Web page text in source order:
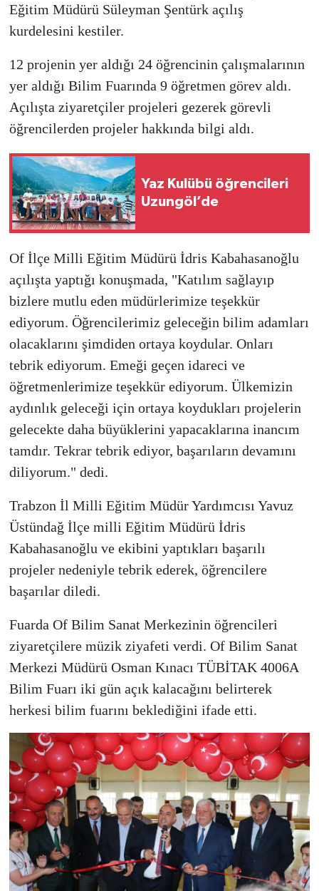
Eğitim Müdürü Süleyman Şentürk açılış
kurdelesini kestiler.
12 projenin yer aldığı 24 öğrencinin çalışmalarının
yer aldığı Bilim Fuarında 9 öğretmen görev aldı.
Açılışta ziyaretçiler projeleri gezerek görevli
öğrencilerden projeler hakkında bilgi aldı.
Yaz Kulübü öğrencileri
Uzungöl’de
Of İlçe Milli Eğitim Müdürü İdris Kabahasanoğlu
açılışta yaptığı konuşmada, "Katılım sağlayıp
bizlere mutlu eden müdürlerimize teşekkür
ediyorum. Öğrencilerimiz geleceğin bilim adamları
olacaklarını şimdiden ortaya koydular. Onları
tebrik ediyorum. Emeği geçen idareci ve
öğretmenlerimize teşekkür ediyorum. Ülkemizin
aydınlık geleceği için ortaya koydukları projelerin
gelecekte daha büyüklerini yapacaklarına inancım
tamdır. Tekrar tebrik ediyor, başarıların devamını
diliyorum." dedi.
Trabzon İl Milli Eğitim Müdür Yardımcısı Yavuz
Üstündağ İlçe milli Eğitim Müdürü İdris
Kabahasanoğlu ve ekibini yaptıkları başarılı
projeler nedeniyle tebrik ederek, öğrencilere
başarılar diledi.
Fuarda Of Bilim Sanat Merkezinin öğrencileri
ziyaretçilere müzik ziyafeti verdi. Of Bilim Sanat
Merkezi Müdürü Osman Kınacı TÜBİTAK 4006A
Bilim Fuarı iki gün açık kalacağını belirterek
herkesi bilim fuarını beklediğini ifade etti.